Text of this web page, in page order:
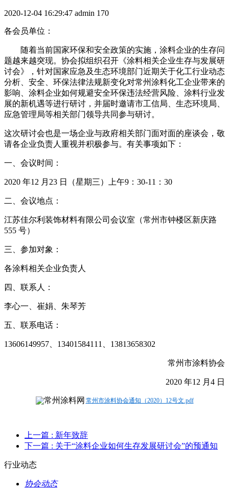
2020-12-04 16:29:47 admin 170
各会员单位：
随着当前国家环保和安全政策的实施，涂料企业的生存问
题越来越突现。协会拟组织召开《涂料相关企业生存与发展研
讨会》，针对国家应急及生态环境部门近期关于化工行业动态
分析、安全、环保法律法规新变化对常州涂料化工企业带来的
影响、涂料企业如何规避安全环保违法经营风险、涂料行业发
展的新机遇等进行研讨，并届时邀请市工信局、生态环境局、
应急管理局等相关部门领导共同参与研讨。
这次研讨会也是一场企业与政府相关部门面对面的座谈会，敬
请各企业负责人重视并积极参与。有关事项如下：
一、会议时间：
2020 年12 月23 日（星期三）上午9：30-11：30
二、会议地点：
江苏佳尔利装饰材料有限公司会议室（常州市钟楼区新庆路
555 号）
三、参加对象：
各涂料相关企业负责人
四、联系人：
李心一、崔娟、朱琴芳
五、联系电话：
13606149957、13401584111、13813658302
常州市涂料协会
2020 年12 月4 日
常州市涂料协会通知（2020）12号文.pdf
上一篇 : 新年致辞
下一篇 : 关于“涂料企业如何生存发展研讨会”的预通知
行业动态
协会动态